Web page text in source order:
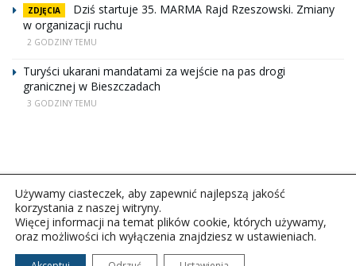
ZDJĘCIA
Dziś startuje 35. MARMA Rajd Rzeszowski. Zmiany
w organizacji ruchu
2 GODZINY TEMU
Turyści ukarani mandatami za wejście na pas drogi
granicznej w Bieszczadach
3 GODZINY TEMU
Copyright © 2026Polskie Radio Rzeszów S.A. w likwidacj.
Używamy ciasteczek, aby zapewnić najlepszą jakość
korzystania z naszej witryny.
Więcej informacji na temat plików cookie, których używamy,
oraz możliwości ich wyłączenia znajdziesz w ustawieniach.